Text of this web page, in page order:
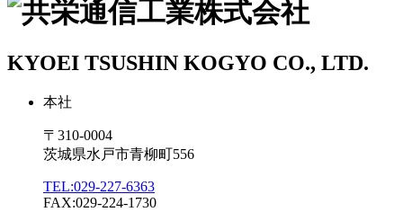
KYOEI TSUSHIN KOGYO CO., LTD.
本社
〒310-0004
茨城県水戸市青柳町556
TEL:029-227-6363
FAX:029-224-1730